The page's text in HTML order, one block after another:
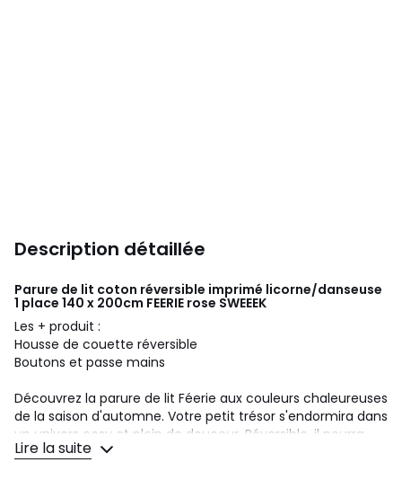
Description détaillée
Parure de lit coton réversible imprimé licorne/danseuse
1 place 140 x 200cm FEERIE rose SWEEEK
Les + produit :
Housse de couette réversible
Boutons et passe mains
Découvrez la parure de lit Féerie aux couleurs chaleureuses
de la saison d'automne. Votre petit trésor s'endormira dans
un univers cosy et plein de douceur. Réversible, il pourra
changer de style selon ses envies. Conçue en coton, cette
Lire la suite